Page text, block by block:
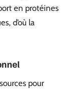
en protéines
d’où la
pour